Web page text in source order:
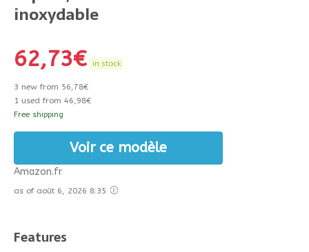
inoxydable
62,73€ in stock
3 new from 56,78€
1 used from 46,98€
Free shipping
Voir ce modèle
Amazon.fr
as of août 6, 2026 8:35
Features